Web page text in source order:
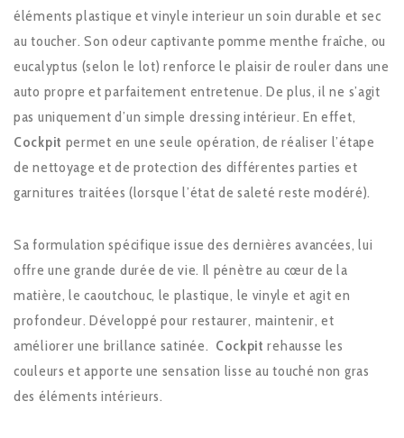
éléments plastique et vinyle interieur un soin durable et sec
au toucher. Son odeur captivante pomme menthe fraîche, ou
eucalyptus (selon le lot) renforce le plaisir de rouler dans une
auto propre et parfaitement entretenue. De plus, il ne s’agit
pas uniquement d’un simple dressing intérieur. En effet,
Cockpit permet en une seule opération, de réaliser l’étape
de nettoyage et de protection des différentes parties et
garnitures traitées (lorsque l’état de saleté reste modéré).
Sa formulation spécifique issue des dernières avancées, lui
offre une grande durée de vie. Il pénètre au cœur de la
matière, le caoutchouc, le plastique, le vinyle et agit en
profondeur. Développé pour restaurer, maintenir, et
améliorer une brillance satinée. Cockpit rehausse les
couleurs et apporte une sensation lisse au touché non gras
des éléments intérieurs.